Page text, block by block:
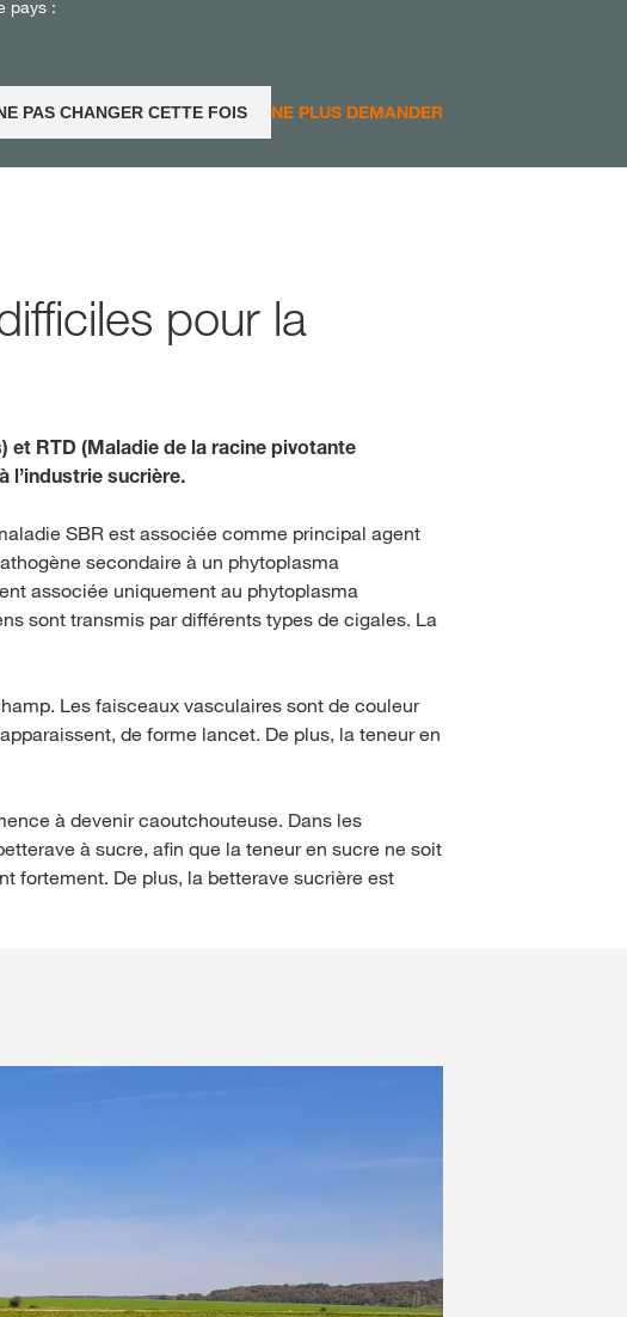
pays :
PAS CHANGER CETTE FOIS NE PLUS DEMANDER
pour la
et RTD (Maladie de la racine pivotante
l’industrie sucrière.
SBR est associée comme principal agent
secondaire à un phytoplasma
associée uniquement au phytoplasma
sont transmis par différents types de cigales. La
Les faisceaux vasculaires sont de couleur
de forme lancet. De plus, la teneur en
à devenir caoutchouteuse. Dans les
à sucre, afin que la teneur en sucre ne soit
fortement. De plus, la betterave sucrière est